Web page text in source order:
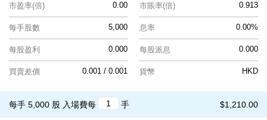
0.00
市盈率(倍) 0.913
市賬率(倍)
5,000
每手股數 0.00%
息率
0.000
每股盈利 0.000
每股派息
0.001 / 0.001
買賣差價 HKD
貨幣
$1,210.00
每手 5,000 股 入場費每 手